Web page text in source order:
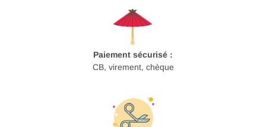
Paiement sécurisé :
CB, virement, chèque